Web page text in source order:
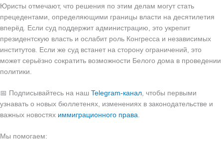
Юристы отмечают, что решения по этим делам могут стать
прецедентами, определяющими границы власти на десятилетия
вперёд. Если суд поддержит администрацию, это укрепит
президентскую власть и ослабит роль Конгресса и независимых
институтов. Если же суд встанет на сторону ограничений, это
может серьёзно сократить возможности Белого дома в проведении
политики.
📅 Подписывайтесь на наш Telegram-канал, чтобы первыми
узнавать о новых бюллетенях, изменениях в законодательстве и
важных новостях иммиграционного права.
Мы помогаем: